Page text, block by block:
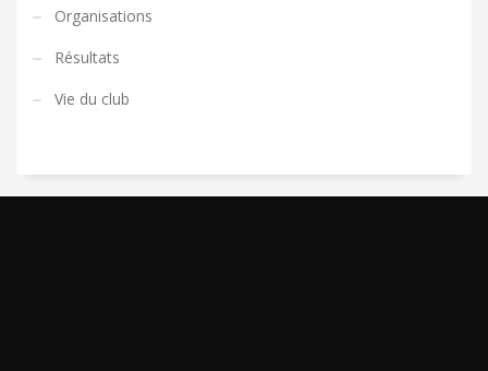
Organisations
Résultats
Vie du club